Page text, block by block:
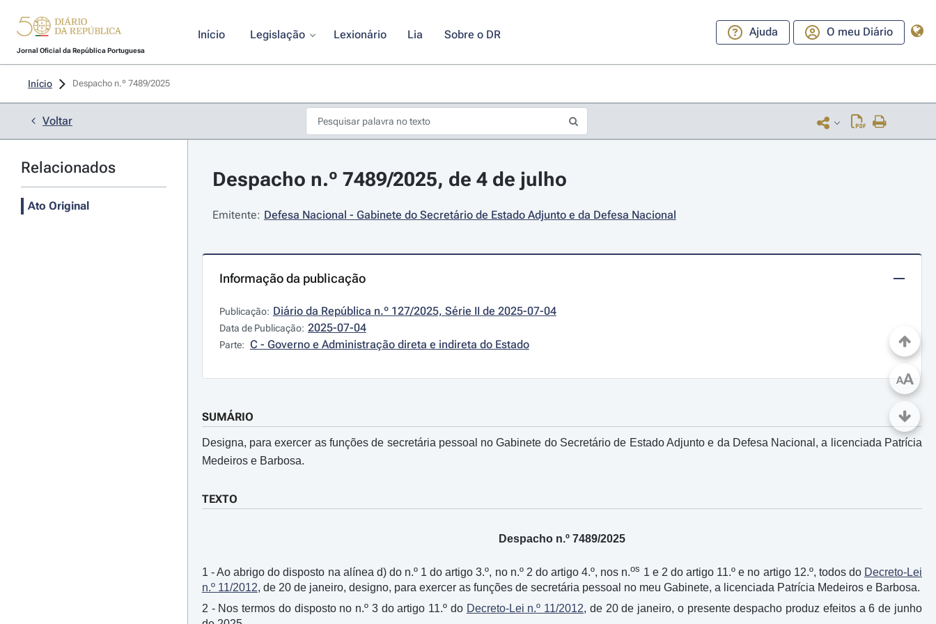
Jornal Oficial da República Portuguesa
Início Legislação Lexionário Lia Sobre o DR Ajuda O meu Diário
Início Despacho n.º 7489/2025
Voltar
Relacionados
Ato Original
Despacho n.º 7489/2025, de 4 de julho
Emitente: Defesa Nacional - Gabinete do Secretário de Estado Adjunto e da Defesa Nacional
Informação da publicação
Publicação: Diário da República n.º 127/2025, Série II de 2025-07-04
Data de Publicação: 2025-07-04
Parte: C - Governo e Administração direta e indireta do Estado
SUMÁRIO
Designa, para exercer as funções de secretária pessoal no Gabinete do Secretário de Estado Adjunto e da Defesa Nacional, a licenciada Patrícia
Medeiros e Barbosa.
TEXTO
Despacho n.º 7489/2025
1 - Ao abrigo do disposto na alínea d) do n.º 1 do artigo 3.º, no n.º 2 do artigo 4.º, nos n.os 1 e 2 do artigo 11.º e no artigo 12.º, todos do Decreto-Lei
n.º 11/2012, de 20 de janeiro, designo, para exercer as funções de secretária pessoal no meu Gabinete, a licenciada Patrícia Medeiros e Barbosa.
2 - Nos termos do disposto no n.º 3 do artigo 11.º do Decreto-Lei n.º 11/2012, de 20 de janeiro, o presente despacho produz efeitos a 6 de junho
AA